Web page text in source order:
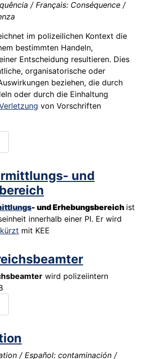
/ Français: Conséquence /
im polizeilichen Kontext die
bestimmten Handeln,
Entscheidung resultieren. Dies
organisatorische oder
beziehen, die durch
oder durch die Einhaltung
von Vorschriften
und
- und Erhebungsbereich ist
innerhalb einer PI. Er wird
mit KEE
wird polizeiintern
/ Español: contaminación /